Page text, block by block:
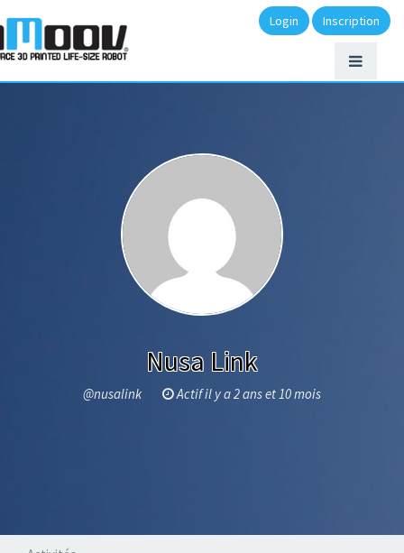
Login Inscription
Nusa Link
@nusalink Actif il y a 2 ans et 10 mois